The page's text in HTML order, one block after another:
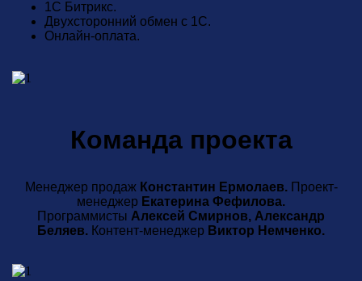
1С Битрикс.
Двухсторонний обмен с 1С.
Онлайн-оплата.
Команда проекта
Менеджер продаж Константин Ермолаев.Проект-
менеджер Екатерина Фефилова.
Программисты Алексей Смирнов, Александр
Беляев. Контент-менеджер Виктор Немченко.